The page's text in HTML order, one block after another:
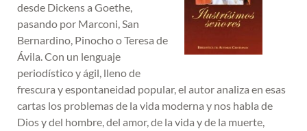
desde Dickens a Goethe,
pasando por Marconi, San
Bernardino, Pinocho o Teresa de
Ávila. Con un lenguaje
periodístico y ágil, lleno de
frescura y espontaneidad popular, el autor analiza en esas
cartas los problemas de la vida moderna y nos habla de
Dios y del hombre, del amor, de la vida y de la muerte,